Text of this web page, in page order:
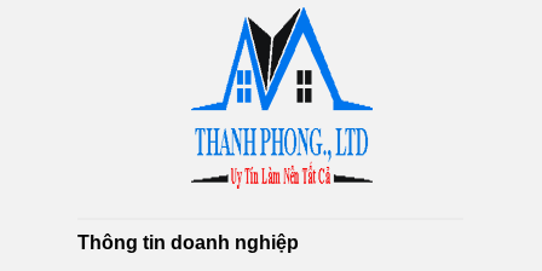
Thông tin doanh nghiệp